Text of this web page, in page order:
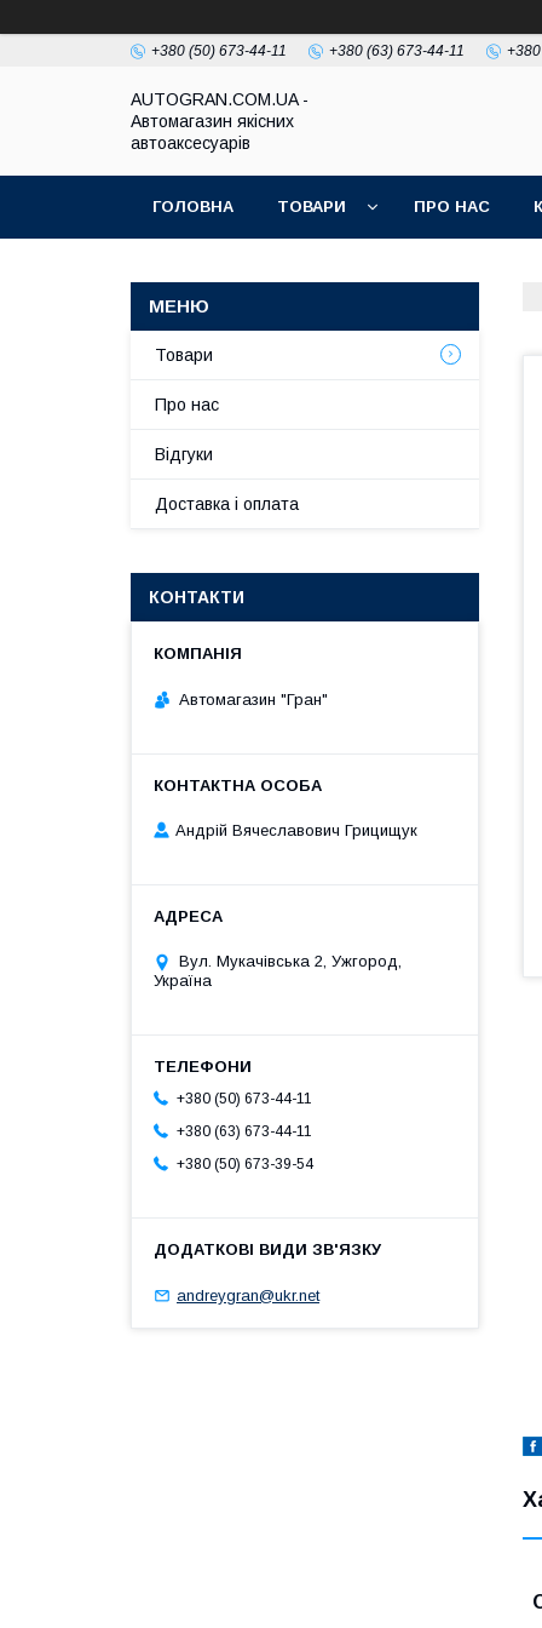
+380 (50) 673-44-11 +380 (63) 673-44-11
AUTOGRAN.COM.UA -
Автомагазин якісних
автоаксесуарів
ГОЛОВНА ТОВАРИ ПРО НАС
Товари
Про нас
Відгуки
Доставка і оплата
КОНТАКТИ
Автомагазин "Гран"
Андрій Вячеславович Грицищук
Вул. Мукачівська 2, Ужгород,
Україна
+380 (50) 673-44-11
+380 (63) 673-44-11
+380 (50) 673-39-54
andreygran@ukr.net